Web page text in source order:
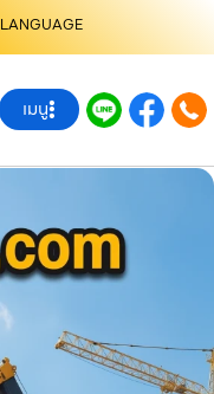
LANGUAGE
เมนู